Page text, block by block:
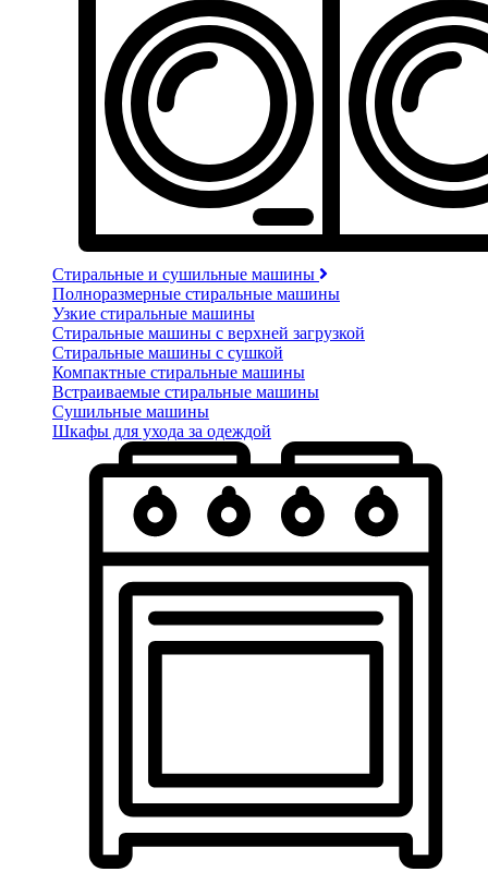
Стиральные и сушильные машины
Полноразмерные стиральные машины
Узкие стиральные машины
Стиральные машины с верхней загрузкой
Стиральные машины с сушкой
Компактные стиральные машины
Встраиваемые стиральные машины
Сушильные машины
Шкафы для ухода за одеждой